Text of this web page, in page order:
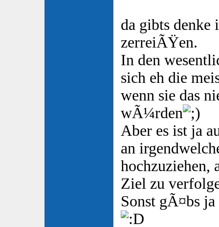
da gibts denke
zerreiÃŸen.
In den
sich eh die
wenn sie das
wÃ¼rden
Aber es ist ja
an
hochzuziehen,
Ziel zu
Sonst gÃ¤bs